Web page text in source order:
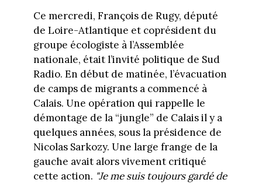
Ce mercredi, François de Rugy, député
de Loire-Atlantique et coprésident du
groupe écologiste à l’Assemblée
nationale, était l’invité politique de Sud
Radio. En début de matinée, l’évacuation
de camps de migrants a commencé à
Calais. Une opération qui rappelle le
démontage de la “jungle” de Calais il y a
quelques années, sous la présidence de
Nicolas Sarkozy. Une large frange de la
gauche avait alors vivement critiqué
cette action. "Je me suis toujours gardé de